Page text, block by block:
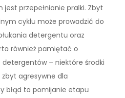
przepełnianie pralki. Zbyt
cyklu może prowadzić do
detergentu oraz
również pamiętać o
– niektóre środki
agresywne dla
błąd to pomijanie etapu